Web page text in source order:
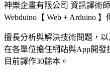
神樂企畫有限公司 資訊譯術師
Webduino【 Web + Arduino
擅長分析與解決技術問題，
在各單位擔任網站與App開發
目前譯作30餘本。